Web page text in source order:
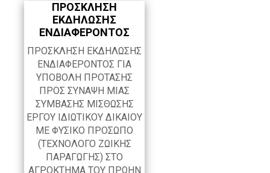
ΠΡΟΣΚΛΗΣΗ
ΕΚΔΗΛΩΣΗΣ
ΕΝΔΙΑΦΕΡΟΝΤΟΣ
ΠΡΟΣΚΛΗΣΗ ΕΚΔΗΛΩΣΗΣ
ΕΝΔΙΑΦΕΡΟΝΤΟΣ ΓΙΑ
ΥΠΟΒΟΛΗ ΠΡΟΤΑΣΗΣ
ΠΡΟΣ ΣΥΝΑΨΗ ΜΙΑΣ
ΣΥΜΒΑΣΗΣ ΜΙΣΘΩΣΗΣ
ΕΡΓΟΥ ΙΔΙΩΤΙΚΟΥ ΔΙΚΑΙΟΥ
ΜΕ ΦΥΣΙΚΟ ΠΡΟΣΩΠΟ
(ΤΕΧΝΟΛΟΓΟ ΖΩΙΚΗΣ
ΠΑΡΑΓΩΓΗΣ) ΣΤΟ
ΑΓΡΟΚΤΗΜΑ ΤΟΥ ΠΡΩΗΝ